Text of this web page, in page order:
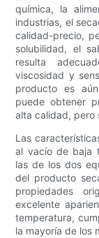
química, la
industrias, el
calidad-precio,
solubilidad, el
resulta
viscosidad y
producto es
puede obtener
alta calidad, pero
Las
al vacío de baja
las de los dos
del producto
propiedades
excelente
temperatura,
la mayoría de los